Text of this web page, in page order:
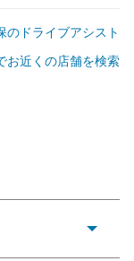
プリウス、カロー
ゴン など
ファード、フォレ
のドライブアシスト
お近くの店舗を検索